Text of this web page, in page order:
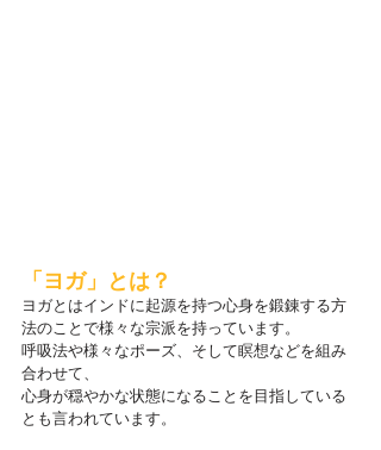
「ヨガ」とは？
ヨガとはインドに起源を持つ心身を鍛錬する方
法のことで様々な宗派を持っています。
呼吸法や様々なポーズ、そして瞑想などを組み
合わせて、
心身が穏やかな状態になることを目指している
とも言われています。